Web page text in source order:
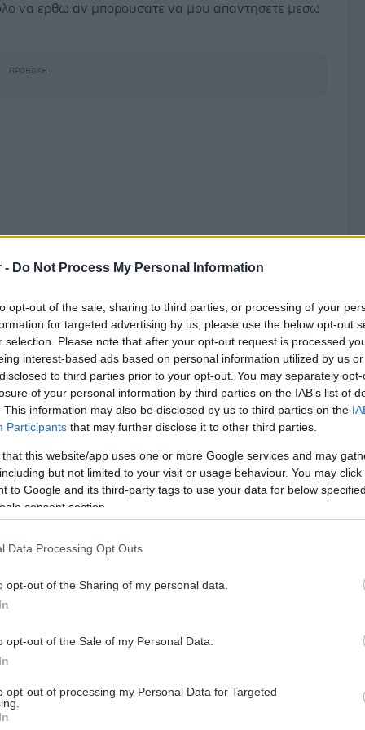
- Do Not Process My Personal Information
opt-out of the sale, sharing to third parties, or processing of your
for targeted advertising by us, please use the below opt-out
selection. Please note that after your opt-out request is processed
interest-based ads based on personal information utilized by us
to third parties prior to your opt-out. You may separately
of your personal information by third parties on the IAB’s list of
This information may also be disclosed by us to third parties on the
Participants that may further disclose it to other third parties.
that this website/app uses one or more Google services and may
but not limited to your visit or usage behaviour. You may
to Google and its third-party tags to use your data for below
consent section.
Data Processing Opt Outs
opt-out of the Sharing of my personal data.
opt-out of the Sale of my Personal Data.
opt-out of processing my Personal Data for Targeted
να ερθω αν μπορουσατε να μου απαντησετε μεσω
το θέμα σας χρήζει εξέτασης. Θα πρέπει να
και να συμβουλευτείτε τον ιατρό σας.
είναι δύσκολο να έχετε θα ειχατε πόνο στο
έντονα συμπτώματα.
να κάνετε μια εξέταση τροπονινης μαζι με CK CKMB
η ιδέα
κάββουρας
shares